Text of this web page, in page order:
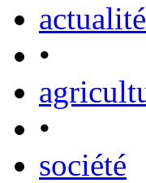
•
•
société